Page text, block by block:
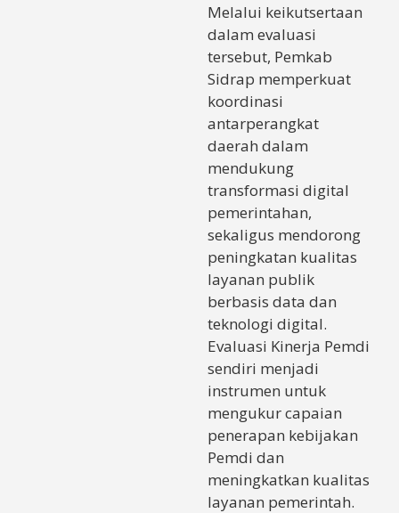
Melalui keikutsertaan
dalam evaluasi
tersebut, Pemkab
Sidrap memperkuat
koordinasi
antarperangkat
daerah dalam
mendukung
transformasi digital
pemerintahan,
sekaligus mendorong
peningkatan kualitas
layanan publik
berbasis data dan
teknologi digital.
Evaluasi Kinerja Pemdi
sendiri menjadi
instrumen untuk
mengukur capaian
penerapan kebijakan
Pemdi dan
meningkatkan kualitas
layanan pemerintah.